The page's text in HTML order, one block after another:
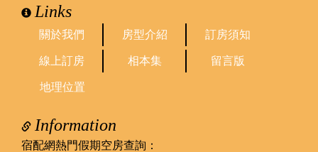
Links
關於我們 房型介紹 訂房須知
線上訂房 相本集 留言版
地理位置
Information
宿配網熱門假期空房查詢：